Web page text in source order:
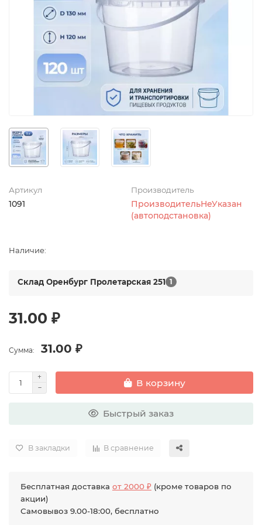
Артикул
1091
Производитель
ПроизводительНеУказан
(автоподстановка)
Наличие:
Склад Оренбург Пролетарская 251 1
31.00 ₽
Сумма: 31.00 ₽
В корзину
Быстрый заказ
В закладки В сравнение
Бесплатная доставка от 2000 ₽ (кроме товаров по
акции)
Самовывоз 9.00-18:00, бесплатно